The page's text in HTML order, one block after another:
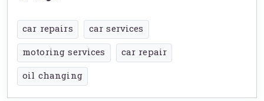
car repairs
car services
motoring services
car repair
oil changing